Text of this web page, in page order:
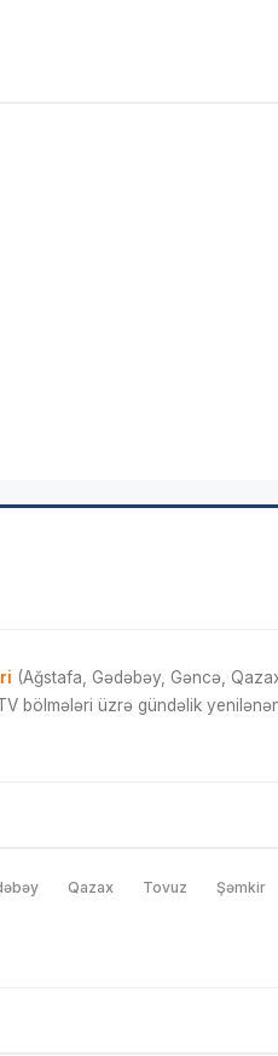
(Ağstafa, Gədəbəy, Gəncə,
bölmələri üzrə gündəlik
Qazax Tovuz Şəmkir